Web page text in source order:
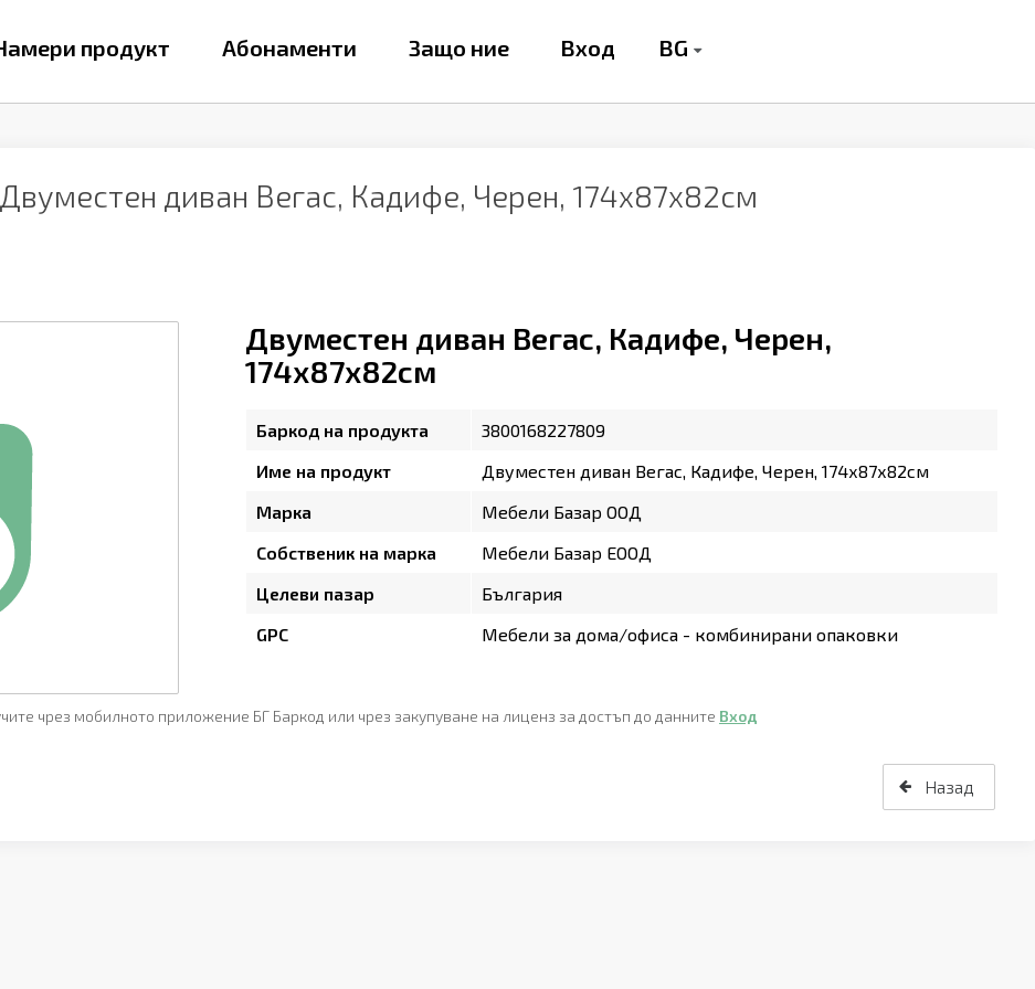
продукт Абонаменти Защо ние Вход BG
Двуместен диван Вегас, Кадифе, Черен, 174х87х82см
Двуместен диван Вегас, Кадифе, Черен,
174х87х82см
Баркод на продукта
3800168227809
Име на продукт
Двуместен диван Вегас, Кадифе, Черен, 174х87х82см
Марка
Мебели Базар ООД
Собственик на марка
Мебели Базар ЕООД
Целеви пазар
България
GPC
Мебели за дома/офиса - комбинирани опаковки
чрез мобилното приложение БГ Баркод или чрез закупуване на лиценз за достъп до данните Вход
Назад